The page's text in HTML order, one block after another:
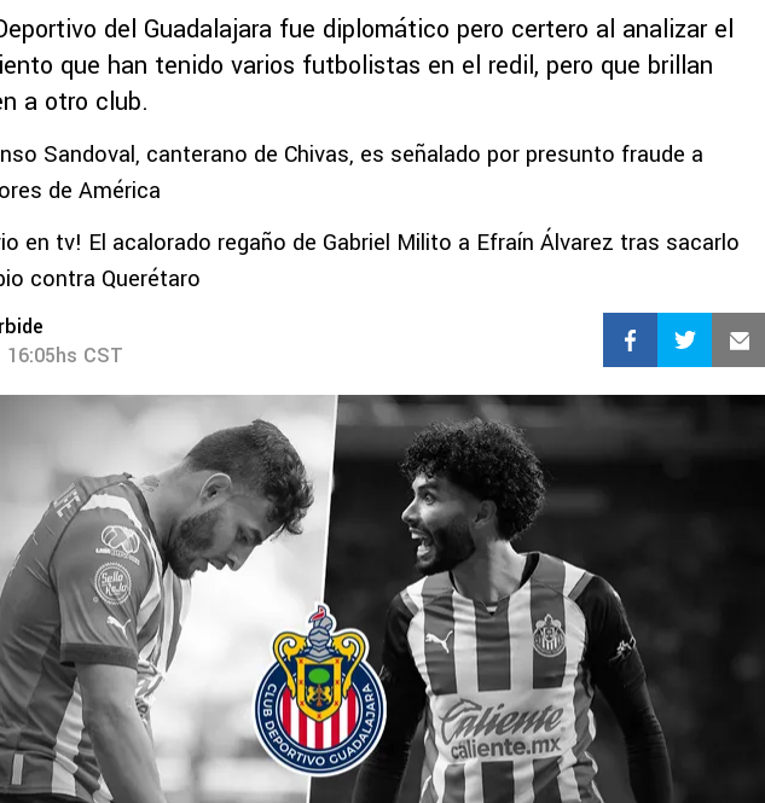
del Guadalajara fue diplomático pero certero al analizar el
que han tenido varios futbolistas en el redil, pero que brillan
a otro club.
Sandoval, canterano de Chivas, es señalado por presunto fraude a
de América
en tv! El acalorado regaño de Gabriel Milito a Efraín Álvarez tras sacarlo
contra Querétaro
CST